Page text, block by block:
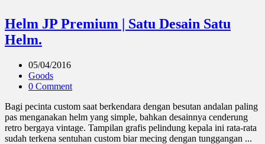
Helm JP Premium | Satu Desain Satu
Helm.
05/04/2016
Goods
0 Comment
Bagi pecinta custom saat berkendara dengan besutan andalan paling
pas menganakan helm yang simple, bahkan desainnya cenderung
retro bergaya vintage. Tampilan grafis pelindung kepala ini rata-rata
sudah terkena sentuhan custom biar mecing dengan tunggangan ...